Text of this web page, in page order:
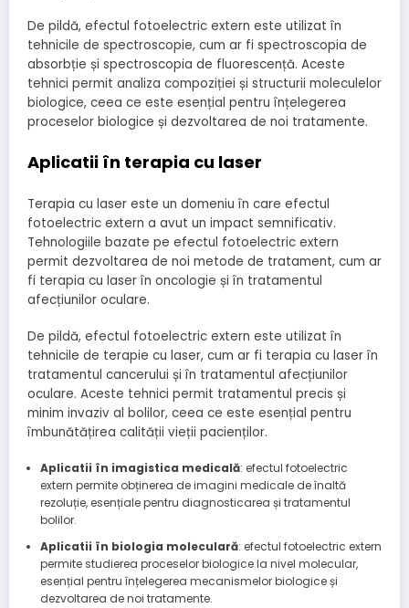
De pildă, efectul fotoelectric extern este utilizat în
tehnicile de spectroscopie, cum ar fi spectroscopia de
absorbție și spectroscopia de fluorescență. Aceste
tehnici permit analiza compoziției și structurii moleculelor
biologice, ceea ce este esențial pentru înțelegerea
proceselor biologice și dezvoltarea de noi tratamente.
Aplicatii în terapia cu laser
Terapia cu laser este un domeniu în care efectul
fotoelectric extern a avut un impact semnificativ.
Tehnologiile bazate pe efectul fotoelectric extern
permit dezvoltarea de noi metode de tratament, cum ar
fi terapia cu laser în oncologie și în tratamentul
afecțiunilor oculare.
De pildă, efectul fotoelectric extern este utilizat în
tehnicile de terapie cu laser, cum ar fi terapia cu laser în
tratamentul cancerului și în tratamentul afecțiunilor
oculare. Aceste tehnici permit tratamentul precis și
minim invaziv al bolilor, ceea ce este esențial pentru
îmbunătățirea calității vieții pacienților.
Aplicatii în imagistica medicală: efectul fotoelectric
extern permite obținerea de imagini medicale de înaltă
rezoluție, esențiale pentru diagnosticarea și tratamentul
bolilor.
Aplicatii în biologia moleculară: efectul fotoelectric extern
permite studierea proceselor biologice la nivel molecular,
esențial pentru înțelegerea mecanismelor biologice și
dezvoltarea de noi tratamente.